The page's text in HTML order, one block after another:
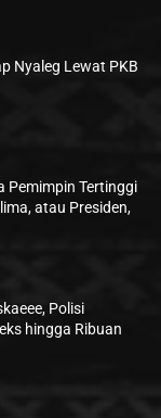
Nyaleg Lewat PKB
Pemimpin Tertinggi
atau Presiden,
Polisi
hingga Ribuan